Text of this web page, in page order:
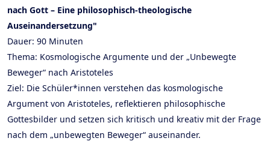
nach Gott – Eine philosophisch-theologische
Auseinandersetzung"
Dauer: 90 Minuten
Thema: Kosmologische Argumente und der „Unbewegte
Beweger“ nach Aristoteles
Ziel: Die Schüler*innen verstehen das kosmologische
Argument von Aristoteles, reflektieren philosophische
Gottesbilder und setzen sich kritisch und kreativ mit der Frage
nach dem „unbewegten Beweger“ auseinander.